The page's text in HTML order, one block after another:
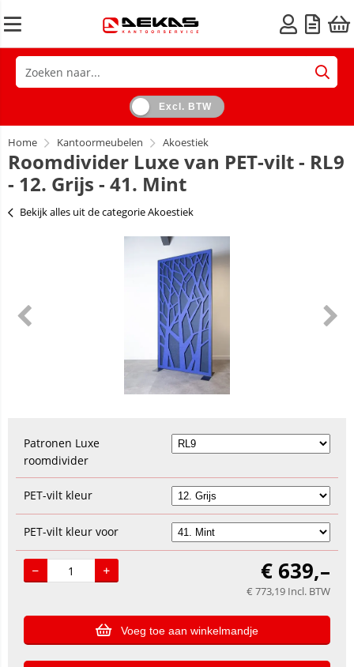
Excl. BTW
Home Kantoormeubelen Akoestiek
Roomdivider Luxe van PET-vilt - RL9
- 12. Grijs - 41. Mint
Bekijk alles uit de categorie Akoestiek
Patronen Luxe
roomdivider
PET-vilt kleur
PET-vilt kleur voor
€ 639,–
€ 773,19 Incl. BTW
Voeg toe aan winkelmandje